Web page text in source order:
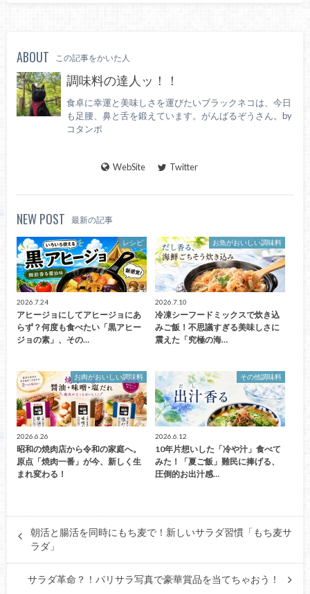
ABOUT この記事をかいた人
調味料の達人ッ！！
食卓に幸運と美味しさを運びたいブラックネコは、今日
も足腰、鼻と舌を鍛えています。がんばるぞうさん。by
コタンポ
WebSite Twitter
NEW POST 最新の記事
レシピ
2026.7.24
アヒージョにしてアヒージョにあ
らず？何度も食べたい「黒アヒー
ジョの素」、その…
お魚がおいしい調味料
2026.7.10
冷凍シーフードミックスで炊き込
みご飯！不思議すぎる美味しさに
震えた「究極の海…
お肉がおいしい調味料
2026.6.26
昭和の焼肉店から令和の家庭へ。
原点「焼肉一番」が今、新しく生
まれ変わる！
その他調味料
2026.6.12
10年片想いした「冷や汁」食べて
みた！「夏ご飯」難民に捧げる、
圧倒的お出汁感…
朝活と腸活を同時にもち麦で！新しいサラダ習慣「もち麦サ
ラダ」
サラダ革命？！パリサラ写真で豪華賞品を当てちゃおう！